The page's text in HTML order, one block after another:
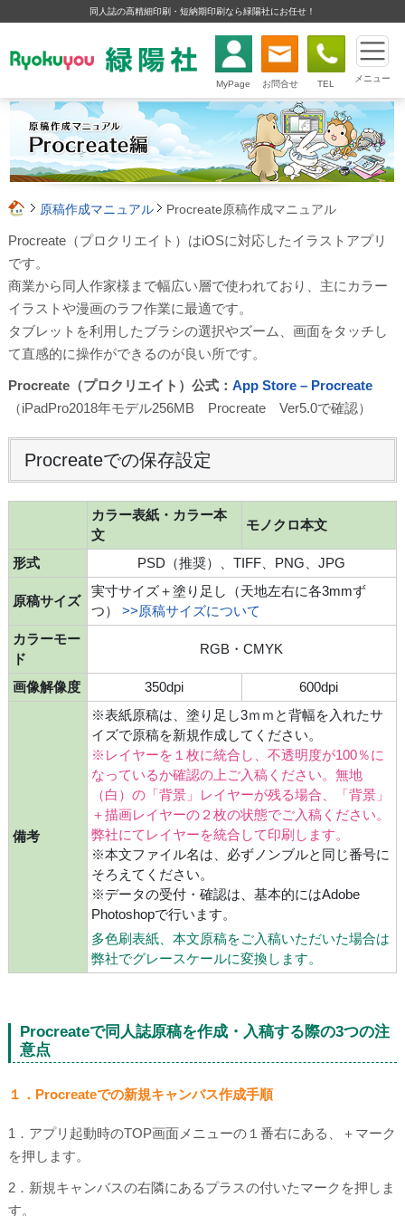
同人誌の高精細印刷・短納期印刷なら緑陽社にお任せ！
MyPage お問合せ TEL メニュー
原稿作成マニュアル Procreate原稿作成マニュアル
Procreate（プロクリエイト）はiOSに対応したイラストアプリ
です。
商業から同人作家様まで幅広い層で使われており、主にカラー
イラストや漫画のラフ作業に最適です。
タブレットを利用したブラシの選択やズーム、画面をタッチし
て直感的に操作ができるのが良い所です。
Procreate（プロクリエイト）公式： App Store – Procreate
（iPadPro2018年モデル256MB Procreate Ver5.0で確認）
Procreateでの保存設定
カラー表紙・カラー本
文
モノクロ本文
形式 PSD（推奨）、TIFF、PNG、JPG
原稿サイズ
実寸サイズ＋塗り足し（天地左右に各3mmず
つ） >>原稿サイズについて
カラーモー
ド
RGB・CMYK
画像解像度 350dpi 600dpi
備考
※表紙原稿は、塗り足し3ｍｍと背幅を入れたサ
イズで原稿を新規作成してください。
※レイヤーを１枚に統合し、不透明度が100％に
なっているか確認の上ご入稿ください。無地
（白）の「背景」レイヤーが残る場合、「背景」
＋描画レイヤーの２枚の状態でご入稿ください。
弊社にてレイヤーを統合して印刷します。
※本文ファイル名は、必ずノンブルと同じ番号に
そろえてください。
※データの受付・確認は、基本的にはAdobe
Photoshopで行います。
多色刷表紙、本文原稿をご入稿いただいた場合は
弊社でグレースケールに変換します。
Procreateで同人誌原稿を作成・入稿する際の3つの注
意点
１． Procreateでの新規キャンバス作成手順
1．アプリ起動時のTOP画面メニューの１番右にある、＋マーク
を押します。
2．新規キャンバスの右隣にあるプラスの付いたマークを押しま
す。